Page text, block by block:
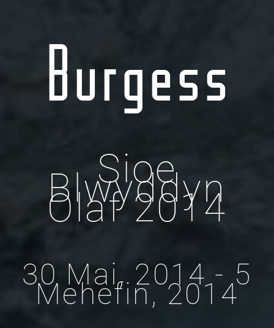
Burgess
Sioe
Blwyddyn
Olaf 2014
30 Mai, 2014 - 5
Mehefin, 2014